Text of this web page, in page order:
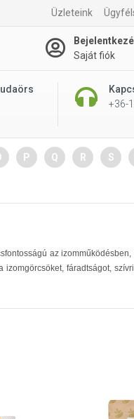
Üzleteink
Saját fiók
+36-
P Q R S
az
fáradtságot,